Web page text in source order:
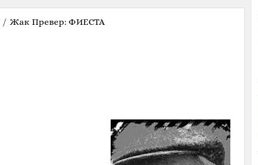
/ Жак Превер‎:‎ ФИЕСТА